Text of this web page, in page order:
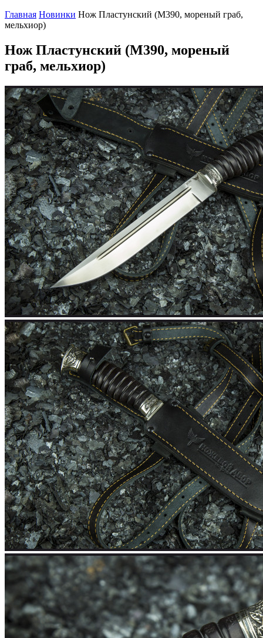
Главная Новинки Нож Пластунский (М390, мореный граб,
мельхиор)
Нож Пластунский (М390, мореный
граб, мельхиор)